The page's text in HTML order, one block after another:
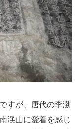
すが、唐代の李渤
渓山に愛着を感じ